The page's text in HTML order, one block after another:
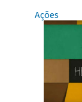
Ações